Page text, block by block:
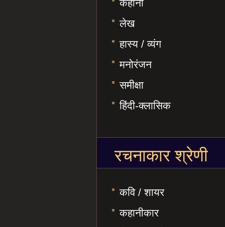
कहानी
लेख
हास्य / व्यंग
मनोरंजन
समीक्षा
हिंदी-क्लासिक
रचनाकार श्रेणी
कवि / शायर
कहानीकार